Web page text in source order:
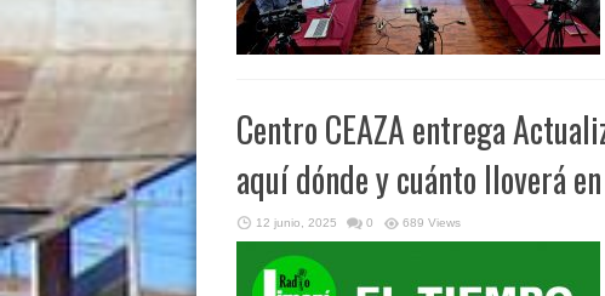
Centro CEAZA entrega
aquí dónde y cuánto lloverá
12 junio, 2025 0 689 Views